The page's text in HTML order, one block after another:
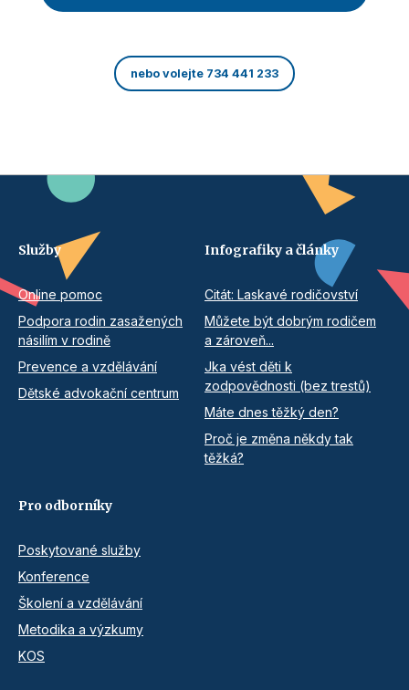
nebo volejte 734 441 233
Služby
Online pomoc
Podpora rodin zasažených
násilím v rodině
Prevence a vzdělávání
Dětské advokační centrum
Infografiky a články
Citát: Laskavé rodičovství
Můžete být dobrým rodičem
a zároveň...
Jka vést děti k
zodpovědnosti (bez trestů)
Máte dnes těžký den?
Proč je změna někdy tak
těžká?
Pro odborníky
Poskytované služby
Konference
Školení a vzdělávání
Metodika a výzkumy
KOS